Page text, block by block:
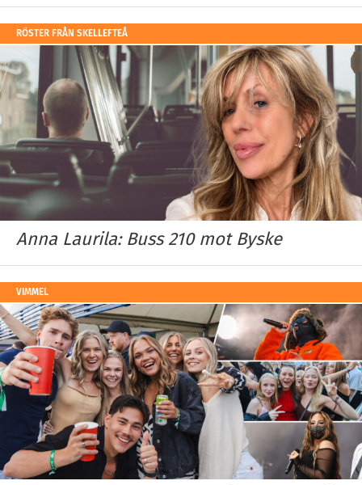
RÖSTER FRÅN SKELLEFTEÅ
Anna Laurila: Buss 210 mot Byske
VIMMEL